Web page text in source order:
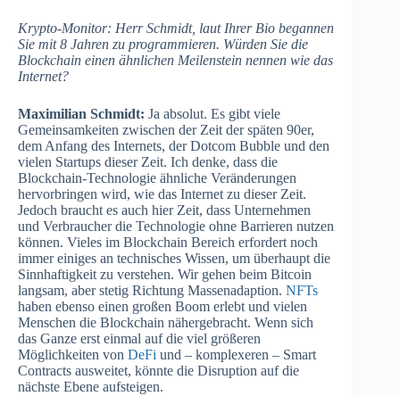
Krypto-Monitor: Herr Schmidt, laut Ihrer Bio begannen
Sie mit 8 Jahren zu programmieren. Würden Sie die
Blockchain einen ähnlichen Meilenstein nennen wie das
Internet?
Maximilian Schmidt: Ja absolut. Es gibt viele
Gemeinsamkeiten zwischen der Zeit der späten 90er,
dem Anfang des Internets, der Dotcom Bubble und den
vielen Startups dieser Zeit. Ich denke, dass die
Blockchain-Technologie ähnliche Veränderungen
hervorbringen wird, wie das Internet zu dieser Zeit.
Jedoch braucht es auch hier Zeit, dass Unternehmen
und Verbraucher die Technologie ohne Barrieren nutzen
können. Vieles im Blockchain Bereich erfordert noch
immer einiges an technisches Wissen, um überhaupt die
Sinnhaftigkeit zu verstehen. Wir gehen beim Bitcoin
langsam, aber stetig Richtung Massenadaption. NFTs
haben ebenso einen großen Boom erlebt und vielen
Menschen die Blockchain nähergebracht. Wenn sich
das Ganze erst einmal auf die viel größeren
Möglichkeiten von DeFi und – komplexeren – Smart
Contracts ausweitet, könnte die Disruption auf die
nächste Ebene aufsteigen.